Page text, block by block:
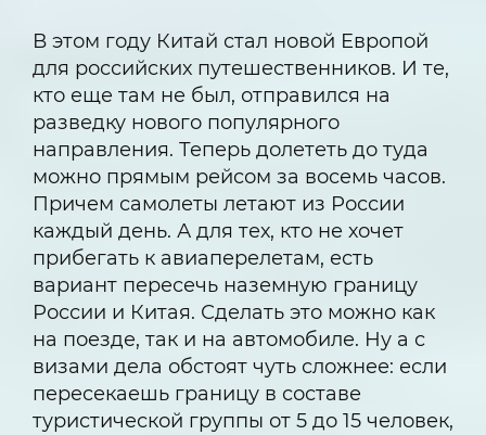
В этом году Китай стал новой Европой
для российских путешественников. И те,
кто еще там не был, отправился на
разведку нового популярного
направления. Теперь долететь до туда
можно прямым рейсом за восемь часов.
Причем самолеты летают из России
каждый день. А для тех, кто не хочет
прибегать к авиаперелетам, есть
вариант пересечь наземную границу
России и Китая. Сделать это можно как
на поезде, так и на автомобиле. Ну а с
визами дела обстоят чуть сложнее: если
пересекаешь границу в составе
туристической группы от 5 до 15 человек,